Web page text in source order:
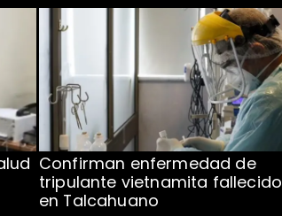
Confirman enfermedad de
tripulante vietnamita fallecido
en Talcahuano